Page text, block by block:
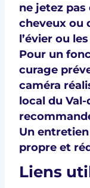
ne jetez pas
cheveux ou
l’évier ou
Pour un
curage
caméra
local du Val-
Un
propre et
Liens